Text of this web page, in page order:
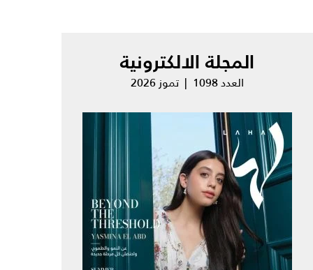
المجلة الالكترونية
العدد 1098 | تموز 2026